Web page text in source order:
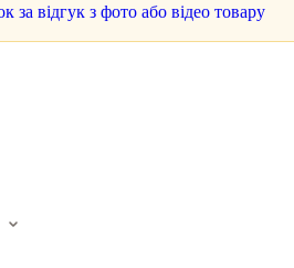
за відгук з фото або відео товару